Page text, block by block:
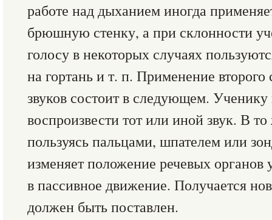
работе над дыханием иногда
брюшную стенку, а при склонности
голосу в некоторых случаях
на гортань и т. п. Применение
звуков состоит в следующем. Ученику
воспроизвести тот или иной звук. В
пользуясь пальцами, шпателем или
изменяет положение речевых органов
в пассивное движение. Получается
должен быть поставлен.